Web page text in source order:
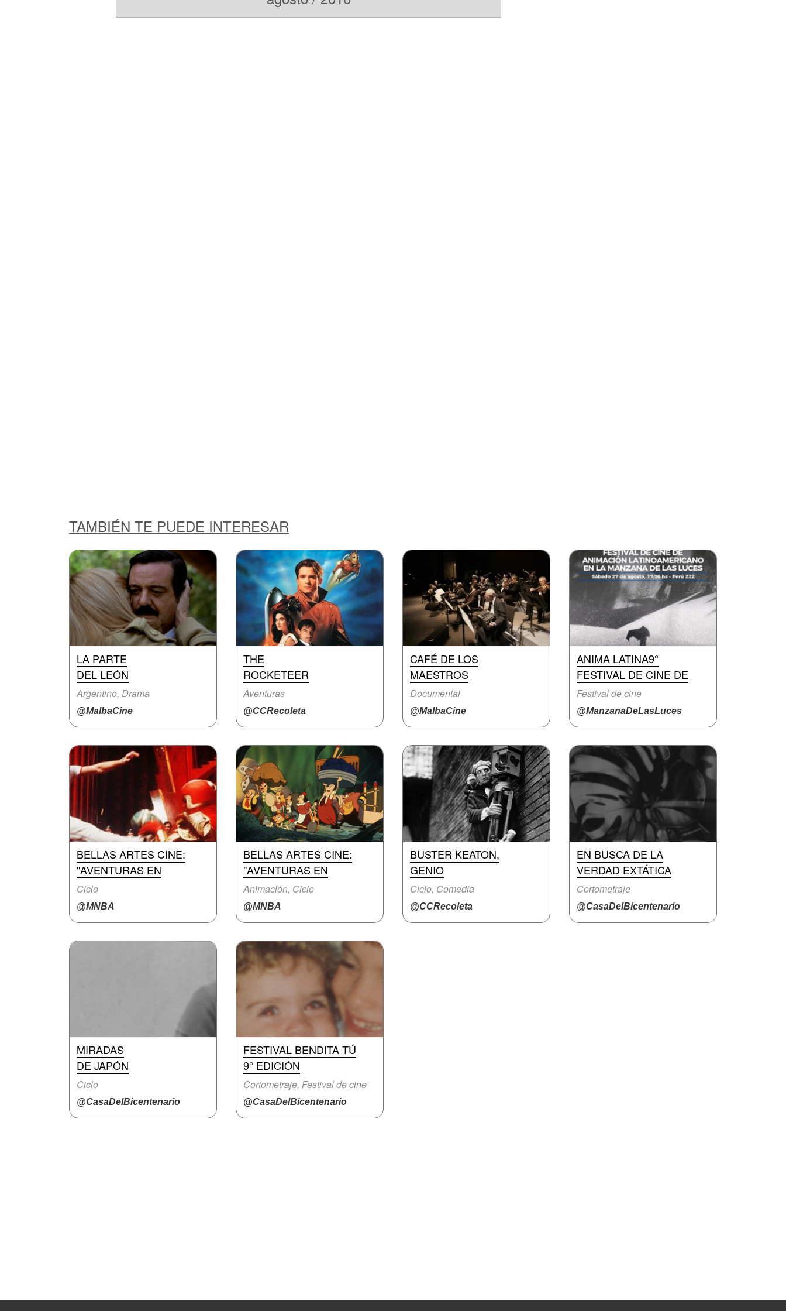
TAMBIÉN TE PUEDE INTERESAR
LA PARTE
DEL LEÓN
Argentino, Drama
@MalbaCine
THE
ROCKETEER
Aventuras
@CCRecoleta
CAFÉ DE LOS
MAESTROS
Documental
@MalbaCine
ANIMA LATINA9°
FESTIVAL DE CINE DE
Festival de cine
@ManzanaDeLasLuces
BELLAS ARTES CINE:
"AVENTURAS EN
Ciclo
@MNBA
BELLAS ARTES CINE:
"AVENTURAS EN
Animación, Ciclo
@MNBA
BUSTER KEATON,
GENIO
Ciclo, Comedia
@CCRecoleta
EN BUSCA DE LA
VERDAD EXTÁTICA
Cortometraje
@CasaDelBicentenario
MIRADAS
DE JAPÓN
Ciclo
@CasaDelBicentenario
FESTIVAL BENDITA TÚ
9° EDICIÓN
Cortometraje, Festival de cine
@CasaDelBicentenario